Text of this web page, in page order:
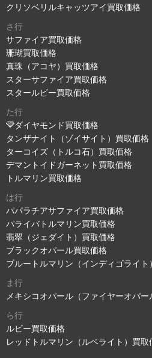
クリソベリルキャッツアイ買取価格
さ行
サファイア買取価格
珊瑚買取価格
真珠（アコヤ）買取価格
スターサファイア買取価格
スタールビー買取価格
た行
ダイヤモンド買取価格
タンザナイト（ゾイサイト）買取価格
ターコイズ（トルコ石）買取価格
デマントイドガーネット買取価格
トルマリン買取価格
は行
パパラチアサファイア買取価格
パライバトルマリン買取価格
翡翠（ジェダイト）買取価格
ブラックオパール買取価格
ブルートルマリン（インディゴライト
ま行
メキシコオパール（ファイヤーオパー
ら行
ルビー買取価格
レッドトルマリン（ルベライト）買取